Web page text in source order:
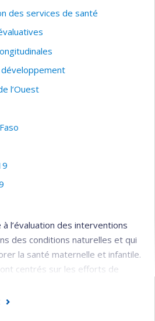
des services de santé
développement
l’Ouest
à l’évaluation des interventions
des conditions naturelles et qui
la santé maternelle et infantile.
centrés sur les efforts de
du paludisme (malaria),
politiques pour améliorer la